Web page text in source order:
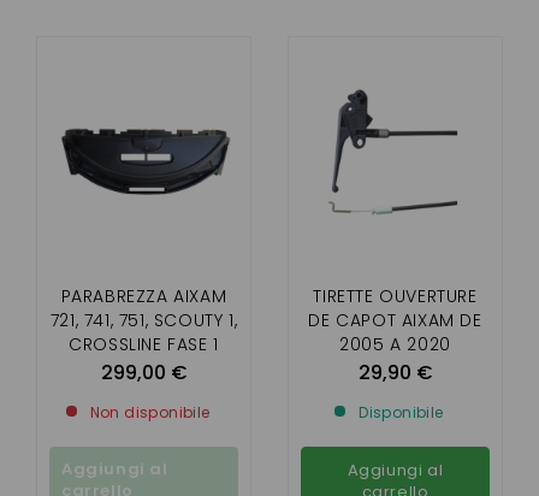
PARABREZZA AIXAM
721, 741, 751, SCOUTY 1,
CROSSLINE FASE 1
299,00 €
Non disponibile
Aggiungi al
carrello
TIRETTE OUVERTURE
DE CAPOT AIXAM DE
2005 A 2020
29,90 €
Disponibile
Aggiungi al